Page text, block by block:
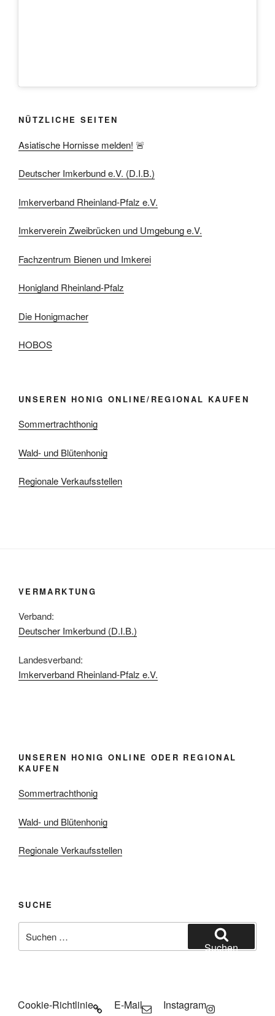
NÜTZLICHE SEITEN
Asiatische Hornisse melden! 🚨
Deutscher Imkerbund e.V. (D.I.B.)
Imkerverband Rheinland-Pfalz e.V.
Imkerverein Zweibrücken und Umgebung e.V.
Fachzentrum Bienen und Imkerei
Honigland Rheinland-Pfalz
Die Honigmacher
HOBOS
UNSEREN HONIG ONLINE/REGIONAL KAUFEN
Sommertrachthonig
Wald- und Blütenhonig
Regionale Verkaufsstellen
VERMARKTUNG
Verband:
Deutscher Imkerbund (D.I.B.)
Landesverband:
Imkerverband Rheinland-Pfalz e.V.
UNSEREN HONIG ONLINE ODER REGIONAL
KAUFEN
Sommertrachthonig
Wald- und Blütenhonig
Regionale Verkaufsstellen
SUCHE
nach:
Suchen
Cookie-Richtlinie E-Mail Instagram